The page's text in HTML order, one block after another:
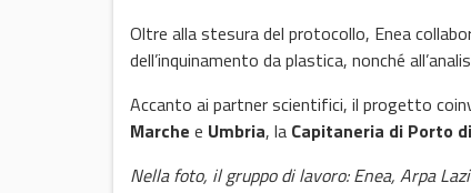
Oltre alla stesura del protocollo, Enea
dell’inquinamento da plastica, nonché
Accanto ai partner scientifici, il progetto
Marche e Umbria, la Capitaneria di Porto
Nella foto, il gruppo di lavoro: Enea, Arpa